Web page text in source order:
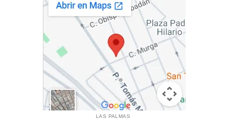
LAS PALMAS